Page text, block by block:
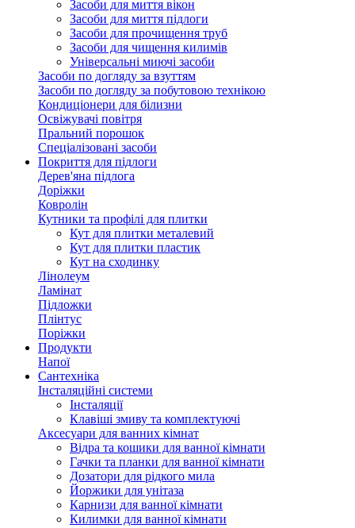
Засоби для миття вікон
Засоби для миття підлоги
Засоби для прочищення труб
Засоби для чищення килимів
Універсальні миючі засоби
Засоби по догляду за взуттям
Засоби по догляду за побутовою технікою
Кондиціонери для білизни
Освіжувачі повітря
Пральний порошок
Спеціалізовані засоби
Покриття для підлоги
Дерев'яна підлога
Доріжки
Ковролін
Кутники та профілі для плитки
Кут для плитки металевий
Кут для плитки пластик
Кут на сходинку
Лінолеум
Ламінат
Підложки
Плінтус
Поріжки
Продукти
Напої
Сантехніка
Інсталяційні системи
Інсталяції
Клавіші змиву та комплектуючі
Аксесуари для ванних кімнат
Відра та кошики для ванної кімнати
Гачки та планки для ванної кімнати
Дозатори для рідкого мила
Йоржики для унітаза
Карнизи для ванної кімнати
Килимки для ванної кімнати